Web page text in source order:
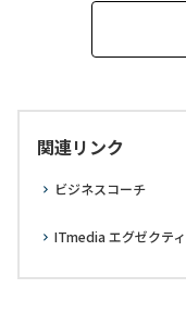
関連リンク
ビジネスコーチ
ITmedia エグゼクテ